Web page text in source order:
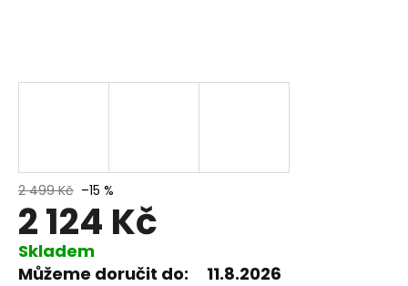
2 499 Kč –15 %
2 124 Kč
Skladem
Můžeme doručit do:
11.8.2026